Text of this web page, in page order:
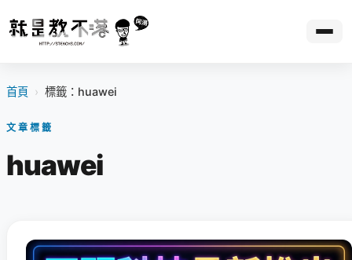
首頁 › 標籤：huawei
文章標籤
huawei